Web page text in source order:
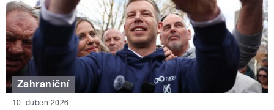
Zahraniční
10. duben 2026